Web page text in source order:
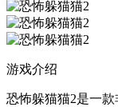
游戏介绍
恐怖躲猫猫2是一